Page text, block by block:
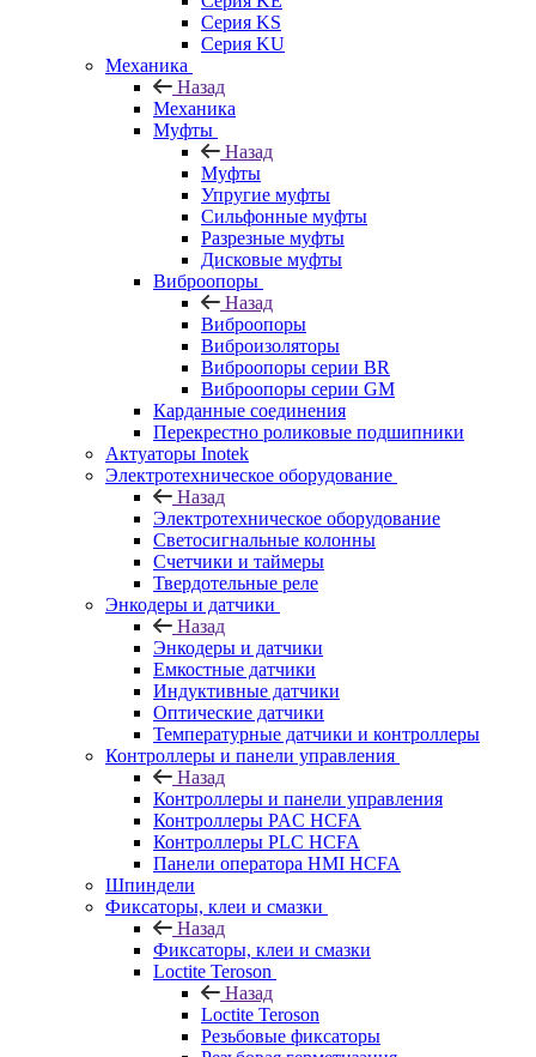
Серия KS
Серия KU
Механика
Назад
Механика
Муфты
Назад
Муфты
Упругие муфты
Сильфонные муфты
Разрезные муфты
Дисковые муфты
Виброопоры
Назад
Виброопоры
Виброизоляторы
Виброопоры серии BR
Виброопоры серии GM
Карданные соединения
Перекрестно роликовые подшипники
Актуаторы Inotek
Электротехническое оборудование
Назад
Электротехническое оборудование
Светосигнальные колонны
Счетчики и таймеры
Твердотельные реле
Энкодеры и датчики
Назад
Энкодеры и датчики
Емкостные датчики
Индуктивные датчики
Оптические датчики
Температурные датчики и контроллеры
Контроллеры и панели управления
Назад
Контроллеры и панели управления
Контроллеры PAC HCFA
Контроллеры PLC HCFA
Панели оператора HMI HCFA
Шпиндели
Фиксаторы, клеи и смазки
Назад
Фиксаторы, клеи и смазки
Loctite Teroson
Назад
Loctite Teroson
Резьбовые фиксаторы